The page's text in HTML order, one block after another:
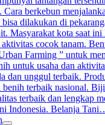
Cara berkebun
dilakukan di
Masyarakat kota saat ini
cocok tanam.
Farming ” untuk
untuk usaha dan
dan unggul terbaik.
benih terbaik nasional.
terbaik dan lengkap
Indonesia. Belanja